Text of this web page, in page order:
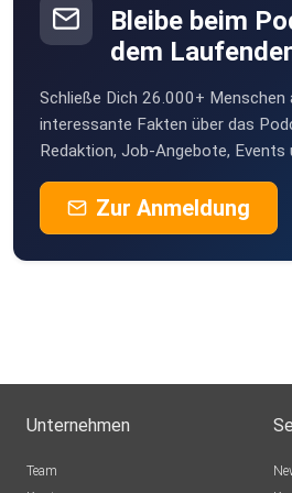
Ich mag Deinen Stil. Du siehst
Tag!
Bleibe beim
dem
Schließe Dich 26.000+ Menschen
interessante Fakten über das
Redaktion, Job-Angebote, Events
Zur Anmeldung
Unternehmen
Team